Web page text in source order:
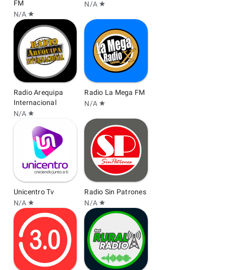
FM
N/A star
N/A star
Radio Arequipa
Internacional
N/A star
Radio La Mega FM
N/A star
Unicentro Tv
N/A star
Radio Sin Patrones
N/A star